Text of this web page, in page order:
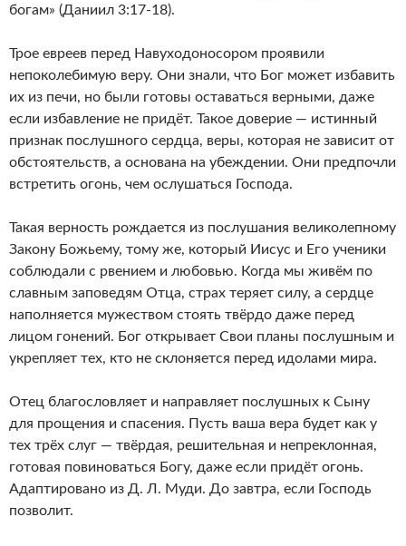
богам» (Даниил 3:17-18).
Трое евреев перед Навуходоносором проявили
непоколебимую веру. Они знали, что Бог может избавить
их из печи, но были готовы оставаться верными, даже
если избавление не придёт. Такое доверие — истинный
признак послушного сердца, веры, которая не зависит от
обстоятельств, а основана на убеждении. Они предпочли
встретить огонь, чем ослушаться Господа.
Такая верность рождается из послушания великолепному
Закону Божьему, тому же, который Иисус и Его ученики
соблюдали с рвением и любовью. Когда мы живём по
славным заповедям Отца, страх теряет силу, а сердце
наполняется мужеством стоять твёрдо даже перед
лицом гонений. Бог открывает Свои планы послушным и
укрепляет тех, кто не склоняется перед идолами мира.
Отец благословляет и направляет послушных к Сыну
для прощения и спасения. Пусть ваша вера будет как у
тех трёх слуг — твёрдая, решительная и непреклонная,
готовая повиноваться Богу, даже если придёт огонь.
Адаптировано из Д. Л. Муди. До завтра, если Господь
позволит.